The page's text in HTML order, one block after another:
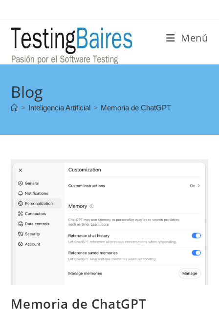
Menú
Blog
> Inteligencia Artificial > Memoria de ChatGPT
Memoria de ChatGPT